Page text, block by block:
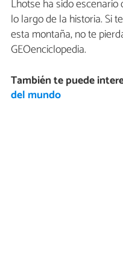
Lhotse ha sido
lo largo de la historia. Si
esta montaña, no te
GEOenciclopedia.
También te puede
del mundo